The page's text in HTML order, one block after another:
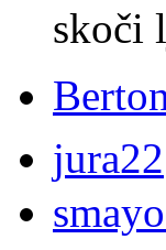
skoči
jura22